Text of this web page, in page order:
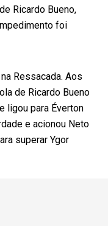
Ricardo Bueno,
foi
Ressacada. Aos
de Ricardo Bueno
ligou para Éverton
e acionou Neto
superar Ygor